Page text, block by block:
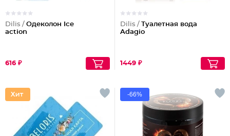
Dilis / Одеколон Ice
action
616 ₽
Dilis / Туалетная вода
Adagio
1449 ₽
-66%